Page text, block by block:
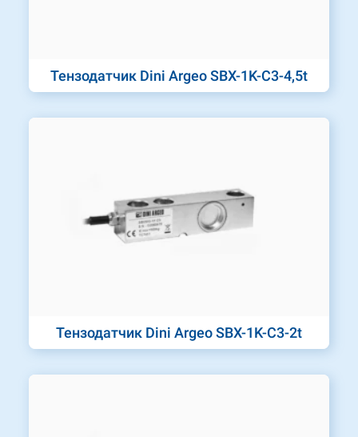
Тензодатчик Dini Argeo SBX-1K-C3-4,5t
Тензодатчик Dini Argeo SBX-1K-C3-2t